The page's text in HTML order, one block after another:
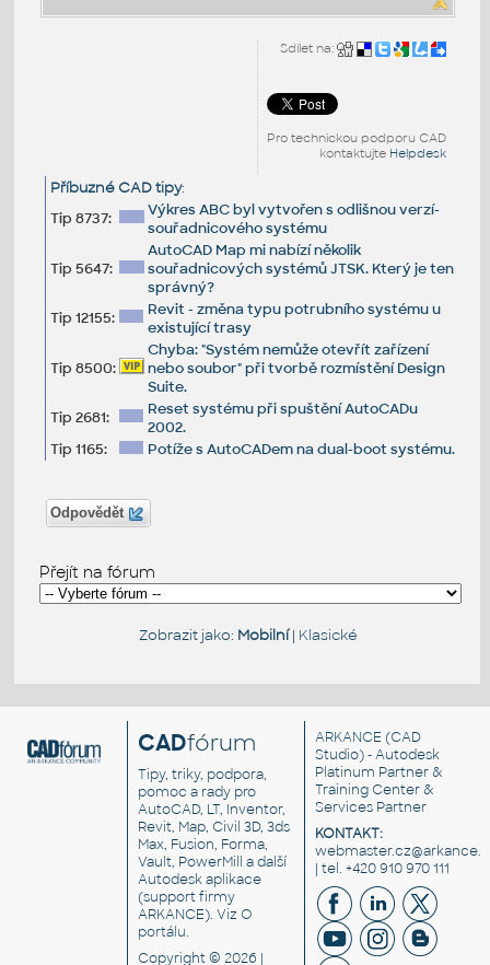
Sdílet na:
Pro technickou podporu CAD
kontaktujte Helpdesk
Příbuzné CAD tipy:
Tip 8737:
Výkres ABC byl vytvořen s odlišnou verzí­
souřadnicového systému
Tip 5647:
AutoCAD Map mi nabízí několik
souřadnicových systémů JTSK. Který je ten
správný?
Tip 12155:
Revit - změna typu potrubního systému u
existující trasy
Tip 8500:
Chyba: "Systém nemůže otevřít zařízení
nebo soubor" při tvorbě rozmístění Design
Suite.
Tip 2681:
Reset systému při spuštění AutoCADu
2002.
Tip 1165:
Potíže s AutoCADem na dual-boot systému.
Odpovědět
Přejít na fórum
Zobrazit jako: Mobilní| Klasické
CADfórum
Tipy, triky, podpora,
pomoc a rady pro
AutoCAD, LT, Inventor,
Revit, Map, Civil 3D, 3ds
Max, Fusion, Forma,
Vault, PowerMill a další
Autodesk aplikace
(support firmy
ARKANCE). VizO
portálu.
Copyright © 2026 |
ARKANCE (CAD
Studio) - Autodesk
Platinum Partner &
Training Center &
Services Partner
KONTAKT:
| tel. +420 910 970 111